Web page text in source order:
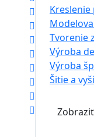
Tvorenie
Výroba
Výroba
Šitie a